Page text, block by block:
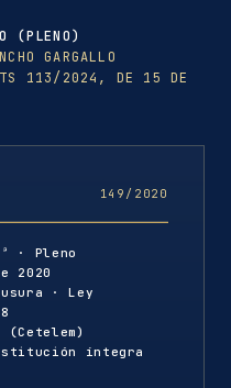
(PLENO)
GARGALLO
113/2024, DE 15 DE
149/2020
· Pleno
2020
· Ley
(Cetelem)
íntegra